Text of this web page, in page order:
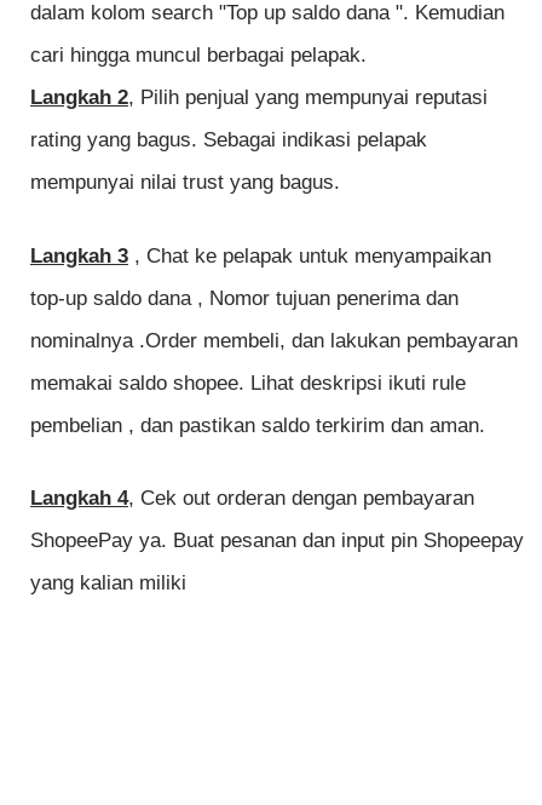
dalam kolom search "Top up saldo dana ". Kemudian
cari hingga muncul berbagai pelapak.
Langkah 2, Pilih penjual yang mempunyai reputasi
rating yang bagus. Sebagai indikasi pelapak
mempunyai nilai trust yang bagus.
Langkah 3 , Chat ke pelapak untuk menyampaikan
top-up saldo dana , Nomor tujuan penerima dan
nominalnya .Order membeli, dan lakukan pembayaran
memakai saldo shopee. Lihat deskripsi ikuti rule
pembelian , dan pastikan saldo terkirim dan aman.
Langkah 4, Cek out orderan dengan pembayaran
ShopeePay ya. Buat pesanan dan input pin Shopeepay
yang kalian miliki